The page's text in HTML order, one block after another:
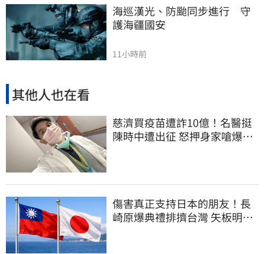
海巡漢光、防颱同步進行　守
護海疆國安
11小時前
其他人也在看
慈濟買疫苗遭詐10億！名醫挺
陳時中遭出征 怒押身家嗆爆藍
傷害真正支持日本的朋友！長
崎原爆典禮排擠台灣 矢板明夫